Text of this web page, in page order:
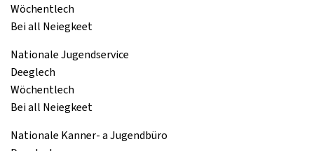
Wöchentlech
Bei all Neiegkeet
Nationale Jugendservice
Deeglech
Wöchentlech
Bei all Neiegkeet
Nationale Kanner- a Jugendbüro